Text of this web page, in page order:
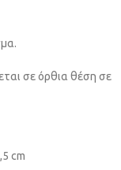
σε όρθια θέση σε
cm